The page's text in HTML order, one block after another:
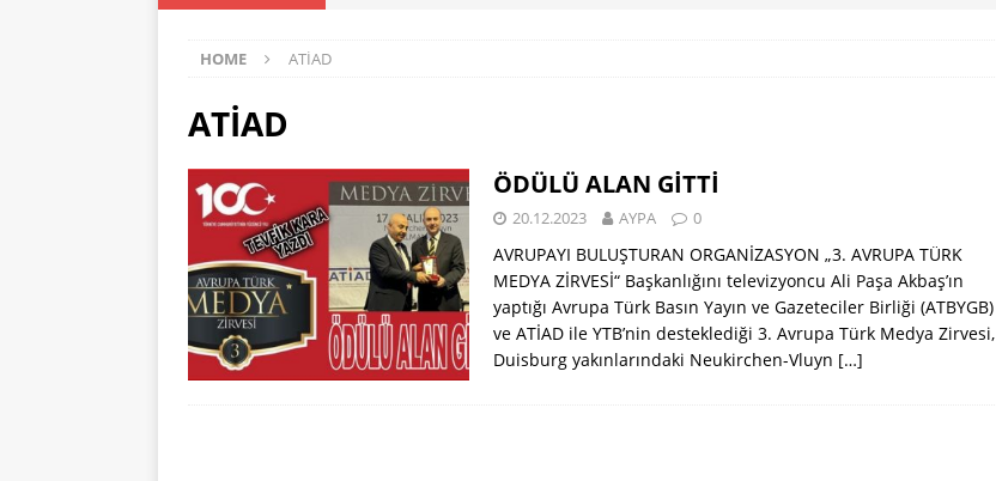
AYPA
HOME ATİAD
ATİAD
ÖDÜLÜ ALAN GİTTİ
20.12.2023 AYPA 0
AVRUPAYI BULUŞTURAN ORGANİZASYON „3. AVRUPA TÜRK
MEDYA ZİRVESİ“ Başkanlığını televizyoncu Ali Paşa Akbaş’ın
yaptığı Avrupa Türk Basın Yayın ve Gazeteciler Birliği (ATBYGB)
ve ATİAD ile YTB’nin desteklediği 3. Avrupa Türk Medya Zirvesi,
Duisburg yakınlarındaki Neukirchen-Vluyn […]